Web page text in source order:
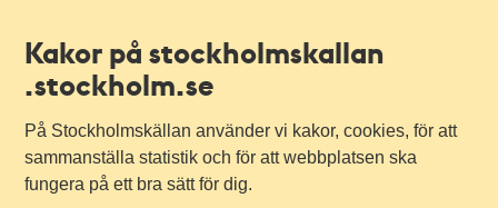
Kakor på stockholmskallan
.stockholm.se
På Stockholmskällan använder vi kakor, cookies, för att
sammanställa statistik och för att webbplatsen ska
fungera på ett bra sätt för dig.